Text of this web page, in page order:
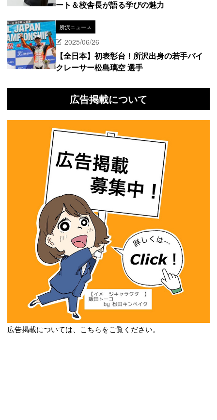
ート＆校舎長が語る学びの魅力
所沢ニュース
2025/06/26
【全日本】初表彰台！所沢出身の若手バイ
クレーサー松島璃空 選手
広告掲載について
広告掲載については、こちらをご覧ください。